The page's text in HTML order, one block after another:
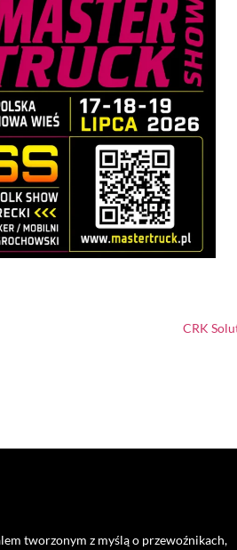
tworzonym z myślą o przewoźnikach,